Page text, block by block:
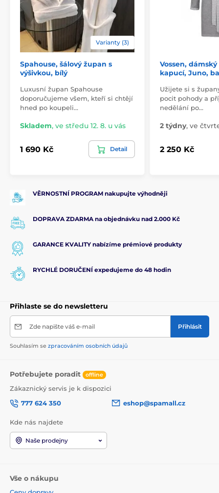
způsobem v sociálně odpovědných závodech. Jsme
držiteli certifikátů v obou kategoriích a také
certifikátu STEP.
Lékařsky testováno.Všechny naše výrobky jsou
lékařsky testované a 100% šetrné k pokožce. To
körperverträglicher Textilien e.V. Speciální
nadýchanost našich vláken zaručuje, že
pocit.
Varianty (3)
Spahouse, šálový župan s
výšivkou, bílý
Luxusní župan Spahouse
doporučujeme všem, kteří si chtějí
hned po koupeli…
Skladem, ve středu 12. 8. u vás
1 690 Kč Detail
Vossen,
kapucí, Juno,
Užijete si s
pocit pohody a
nedělání po…
2 týdny, ve
2 250 Kč
VĚRNOSTNÍ PROGRAM nakupujte výhodněji
DOPRAVA ZDARMA na objednávku nad 2.000 Kč
GARANCE KVALITY nabízíme prémiové produkty
RYCHLÉ DORUČENÍ expedujeme do 48 hodin
Přihlaste se do newsletteru
Zde napište váš e-mail Přihlásit
Souhlasím se zpracováním osobních údajů
Potřebujete poradit offline
Zákaznický servis je k dispozici
777 624 350
eshop@spamall.cz
Kde nás najdete
Naše prodejny
Vše o nákupu